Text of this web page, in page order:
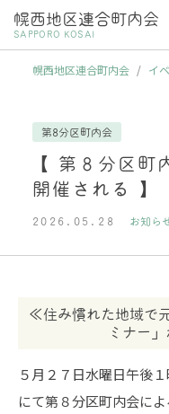
幌西地区連合町内会
SAPPORO KOSAI
幌西地区連合町内会 / イ
第8分区町内会
【 第８分区町
開催される 】
2026.05.28 お知ら
≪住み慣れた地域で
ミナー
５月２７日水曜日午後
にて第８分区町内会に